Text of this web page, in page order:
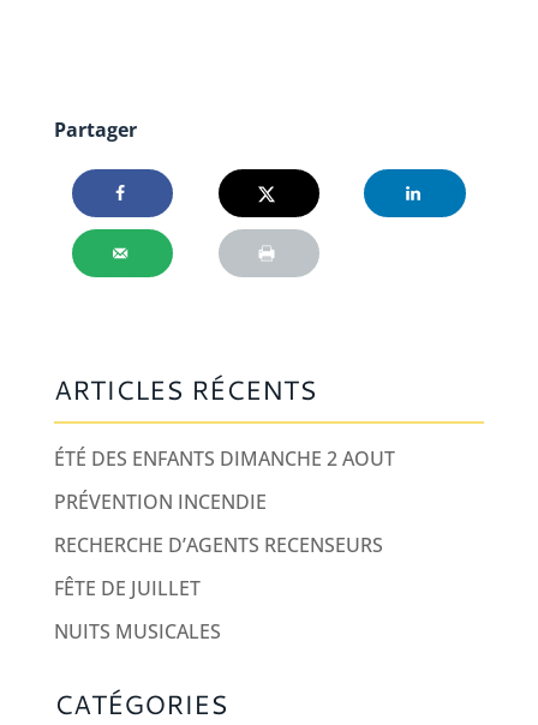
Partager
ARTICLES RÉCENTS
ÉTÉ DES ENFANTS DIMANCHE 2 AOUT
PRÉVENTION INCENDIE
RECHERCHE D’AGENTS RECENSEURS
FÊTE DE JUILLET
NUITS MUSICALES
CATÉGORIES